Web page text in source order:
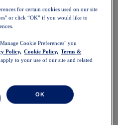
LIFE
6
for certain cookies used on our site
or click “OK” if you would like to
Cookie Preferences" you
Policy, Cookie Policy, Terms &
to your use of our site and related
OK